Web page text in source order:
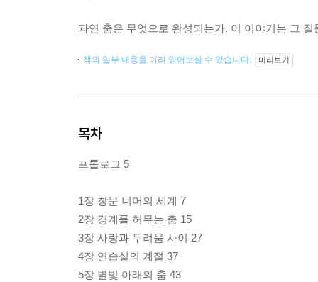
과연 춤은 무엇으로 완성되는가. 이 이야기는 그
책의 일부 내용을 미리 읽어보실 수 있습니다. 미리보기
목차
프롤로그 5
1장 창문 너머의 세계 7
2장 경계를 허무는 춤 15
3장 사랑과 두려움 사이 27
4장 연습실의 계절 37
5장 별빛 아래의 춤 43